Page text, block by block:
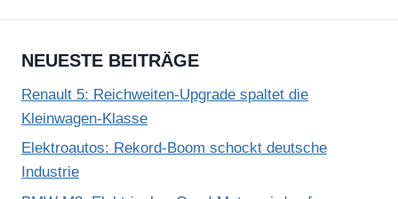
NEUESTE BEITRÄGE
Renault 5: Reichweiten-Upgrade spaltet die
Kleinwagen-Klasse
Elektroautos: Rekord-Boom schockt deutsche
Industrie